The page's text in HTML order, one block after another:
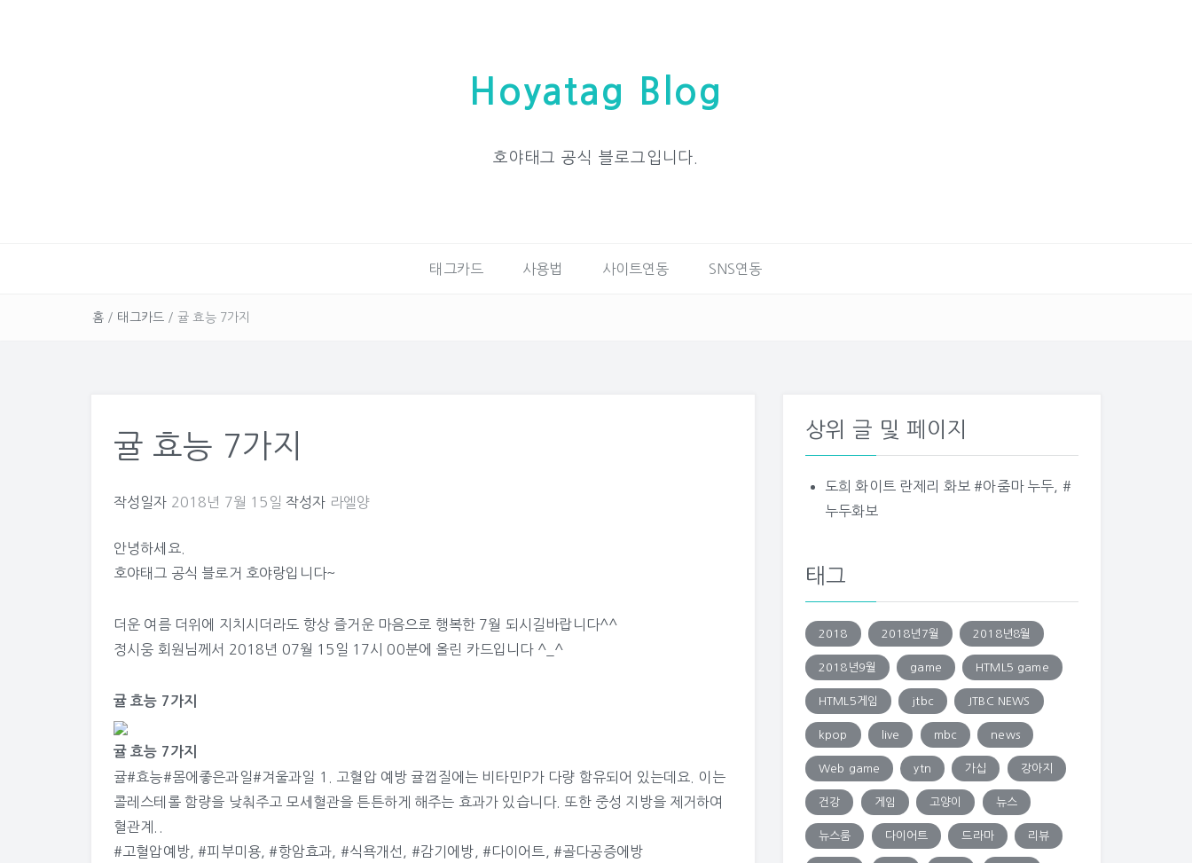
Hoyatag Blog
호야태그 공식 블로그입니다.
태그카드 사용법 사이트연동 SNS연동
홈 / 태그카드 / 귤 효능 7가지
귤 효능 7가지
작성일자 2018년 7월 15일 작성자 라엘양
안녕하세요.
호야태그 공식 블로거 호야랑입니다~
더운 여름 더위에 지치시더라도 항상 즐거운 마음으로 행복한 7월 되시길바랍니다^^
정시웅 회원님께서 2018년 07월 15일 17시 00분에 올린 카드입니다 ^_^
귤 효능 7가지
귤 효능 7가지
귤#효능#몸에좋은과일#겨울과일 1. 고혈압 예방 귤껍질에는 비타민P가 다량 함유되어 있는데요. 이는
콜레스테롤 함량을 낮춰주고 모세혈관을 튼튼하게 해주는 효과가 있습니다. 또한 중성 지방을 제거하여
혈관계..
#고혈압예방, #피부미용 #항암효과 #식욕개선 #감기에방 #다이어트
#골다공증에방
상위 글 및 페이지
도희 화이트 란제리 화보 #아줌마 누두, #
누두화보
태그
2018 2018년7월 2018년8월
2018년9월 game HTML5 game
HTML5게임 jtbc JTBC NEWS
kpop live mbc news
Web game ytn 가십 강아지
건강 게임 고양이 뉴스
뉴스룸 다이어트 드라마 리뷰